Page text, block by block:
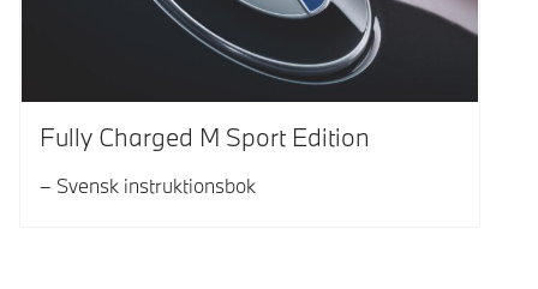
Fully Charged M Sport Edition
Svensk instruktionsbok